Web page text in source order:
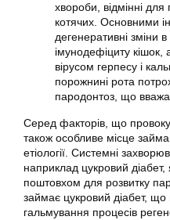
хвороби, відмінні для
котячих. Основними
дегенеративні зміни
імунодефіциту
вірусом герпесу і
порожнині рота
пародонтоз, що
Серед факторів, що
також особливе місце
етіології. Системні
наприклад цукровий
поштовхом для розвитку
займає цукровий діабет, що
гальмування процесів